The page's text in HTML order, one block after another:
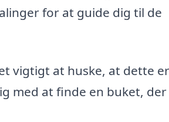
for at guide dig til de
vigtigt at huske, at dette
med at finde en buket, der